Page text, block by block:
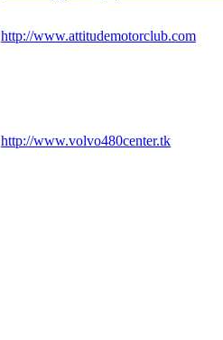
http://www.attitudemotorclub.com
http://www.volvo480center.tk